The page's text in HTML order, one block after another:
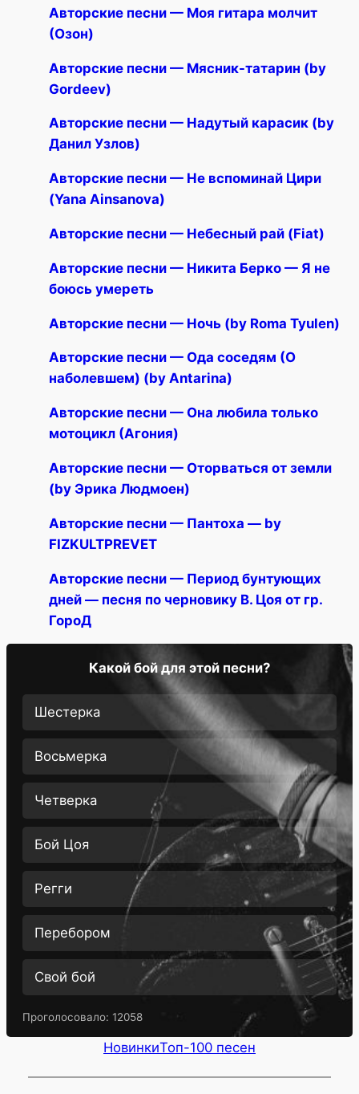
Авторские песни — Моя гитара молчит
(Озон)
Авторские песни — Мясник-татарин (by
Gordeev)
Авторские песни — Надутый карасик (by
Данил Узлов)
Авторские песни — Не вспоминай Цири
(Yana Ainsanova)
Авторские песни — Небесный рай (Fiat)
Авторские песни — Никита Берко — Я не
боюсь умереть
Авторские песни — Ночь (by Roma Tyulen)
Авторские песни — Ода соседям (О
наболевшем) (by Antarina)
Авторские песни — Она любила только
мотоцикл (Агония)
Авторские песни — Оторваться от земли
(by Эрика Людмоен)
Авторские песни — Пантоха — by
FIZKULTPREVET
Авторские песни — Период бунтующих
дней — песня по черновику В. Цоя от гр.
ГороД
Какой бой для этой песни?
Шестерка
Восьмерка
Четверка
Бой Цоя
Регги
Перебором
Свой бой
Проголосовало: 12058
НовинкиТоп-100 песен